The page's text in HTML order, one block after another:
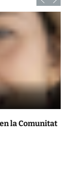
la Comunitat